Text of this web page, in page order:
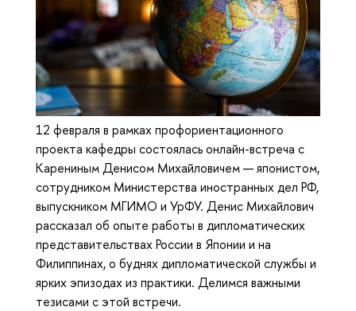
12 февраля в рамках профориентационного
проекта кафедры состоялась онлайн-встреча с
Карениным Денисом Михайловичем — японистом,
сотрудником Министерства иностранных дел РФ,
выпускником МГИМО и УрФУ. Денис Михайлович
рассказал об опыте работы в дипломатических
представительствах России в Японии и на
Филиппинах, о буднях дипломатической службы и
ярких эпизодах из практики. Делимся важными
тезисами с этой встречи.